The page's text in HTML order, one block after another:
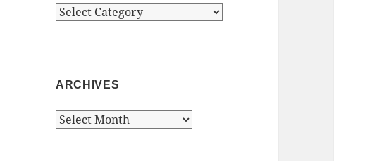
Categories
ARCHIVES
Archives